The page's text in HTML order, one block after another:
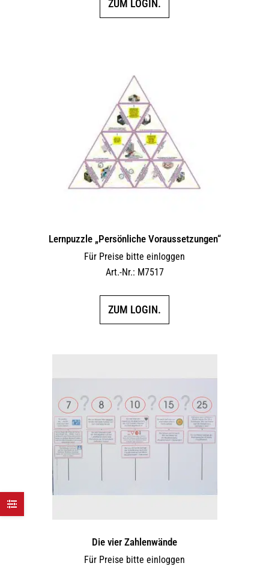
ZUM LOGIN.
Lernpuzzle „Persönliche Voraussetzungen“
Für Preise bitte einloggen
Art.-Nr.: M7517
ZUM LOGIN.
Die vier Zahlenwände
Für Preise bitte einloggen